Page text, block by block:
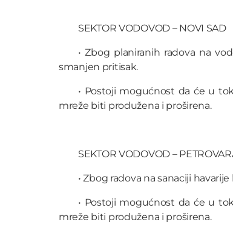
SEKTOR VODOVOD – NOVI SAD
• Zbog planiranih radova na
smanjen pritisak.
• Postoji mogućnost da će u
mreže biti produžena i proširena.
SEKTOR VODOVOD –
• Zbog radova na sanaciji
• Postoji mogućnost da će u
mreže biti produžena i proširena.